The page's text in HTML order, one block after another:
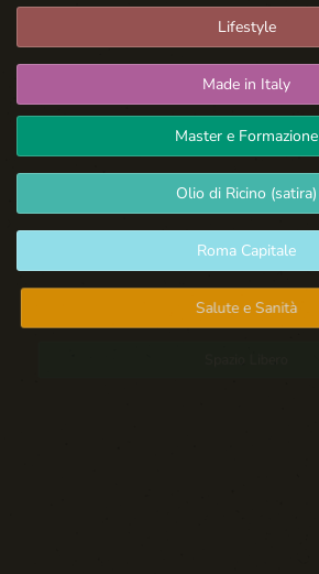
Lifestyle
Made in Italy
Master e Formazione
Olio di Ricino (satira)
Roma Capitale
Salute e Sanità